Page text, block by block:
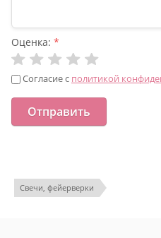
Оценка: *
Согласие с политикой
Свечи, фейерверки